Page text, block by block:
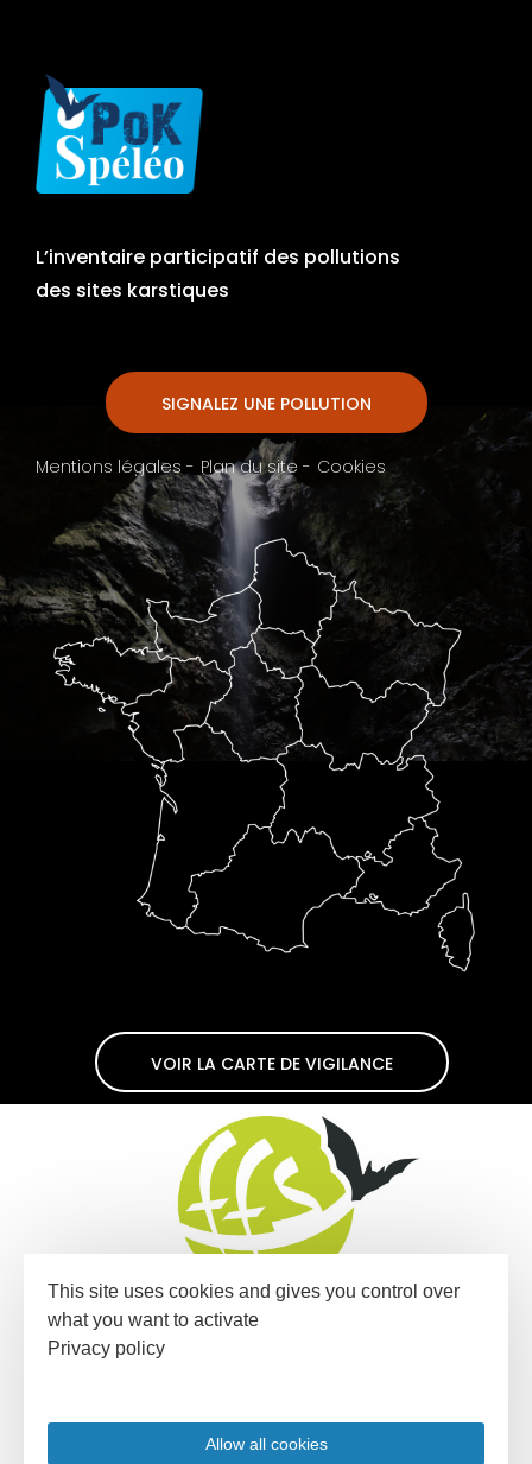
L’inventaire participatif des pollutions
des sites karstiques
SIGNALEZ UNE POLLUTION
Mentions légales - Plan du site - Cookies
VOIR LA CARTE DE VIGILANCE
Un site proposé
This site uses cookies and gives you control over
what you want to activate
Privacy policy
Allow all cookies